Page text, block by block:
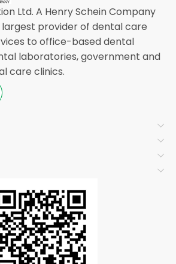
Ltd. A Henry Schein Company
largest provider of dental care
to office-based dental
laboratories, government and
care clinics.